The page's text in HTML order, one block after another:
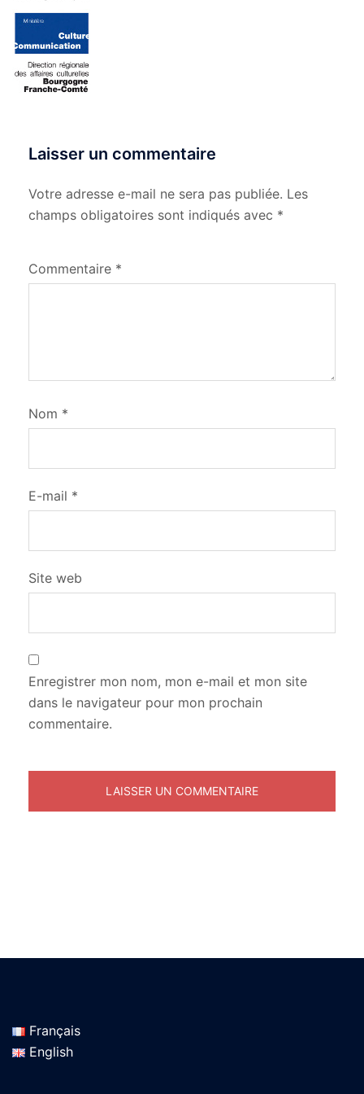
Laisser un commentaire
Votre adresse e-mail ne sera pas publiée. Les
champs obligatoires sont indiqués avec *
Commentaire *
Nom *
E-mail *
Site web
Enregistrer mon nom, mon e-mail et mon site
dans le navigateur pour mon prochain
commentaire.
Français
English